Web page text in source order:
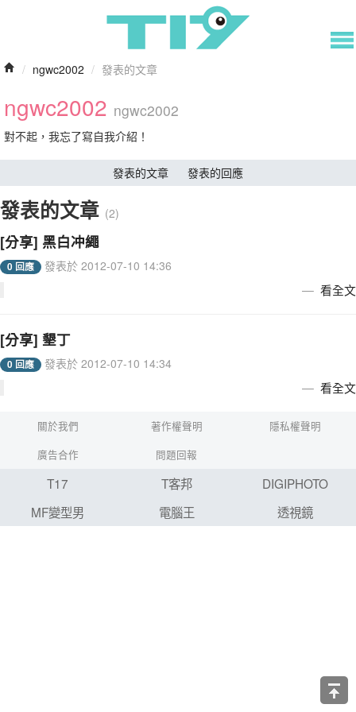
/ ngwc2002 / 發表的文章
ngwc2002 ngwc2002
對不起，我忘了寫自我介紹！
發表的文章 發表的回應
發表的文章 (2)
[分享] 黑白冲繩
0 回應 發表於 2012-07-10 14:36
看全文
[分享] 墾丁
0 回應 發表於 2012-07-10 14:34
看全文
關於我們 著作權聲明
隱私權聲明
廣告合作
問題回報
T17 T客邦
DIGIPHOTO
MF變型男
電腦王 透視鏡